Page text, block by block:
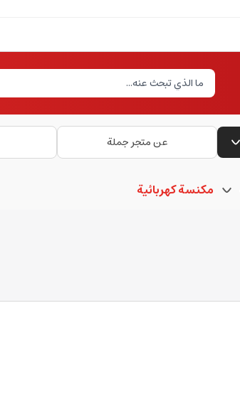
عن متجر جملة
مكنسة كهربائية